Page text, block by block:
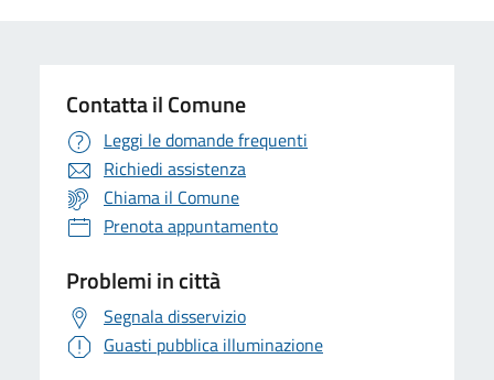
Contatta il Comune
Leggi le domande frequenti
Richiedi assistenza
Chiama il Comune
Prenota appuntamento
Problemi in città
Segnala disservizio
Guasti pubblica illuminazione